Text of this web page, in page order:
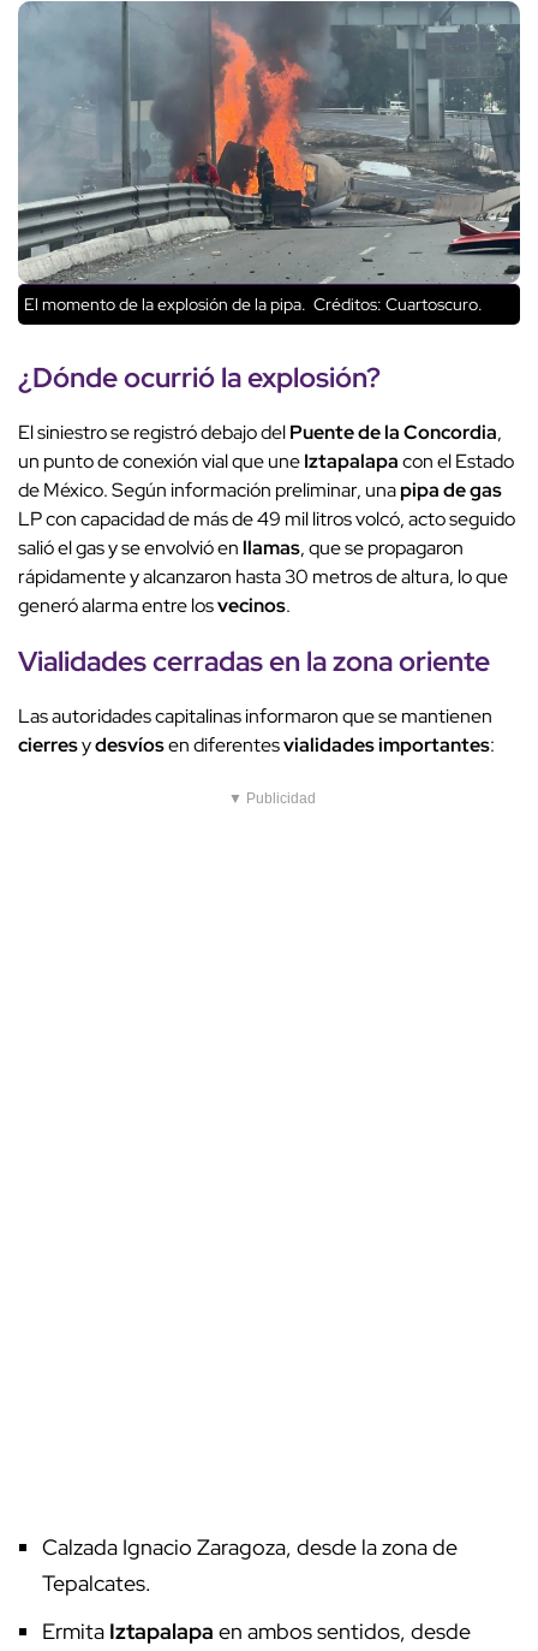
El momento de la explosión de la pipa. Créditos: Cuartoscuro.
¿Dónde ocurrió laexplosión?
El siniestro se registró debajo delPuente de la Concordia,
un punto de conexión vial que uneIztapalapacon el Estado
de México. Según información preliminar, unapipa de gas
LP con capacidad de más de 49 mil litros volcó, acto seguido
salió el gas y se envolvió enllamas, que se propagaron
rápidamente y alcanzaron hasta 30 metros de altura, lo que
generó alarma entre losvecinos.
Vialidades cerradasen lazona oriente
Las autoridades capitalinas informaron que se mantienen
cierresydesvíosen diferentesvialidades importantes:
▼ Publicidad
Calzada Ignacio Zaragoza, desde la zona de
Tepalcates.
Ermita Iztapalapa en ambos sentidos, desde